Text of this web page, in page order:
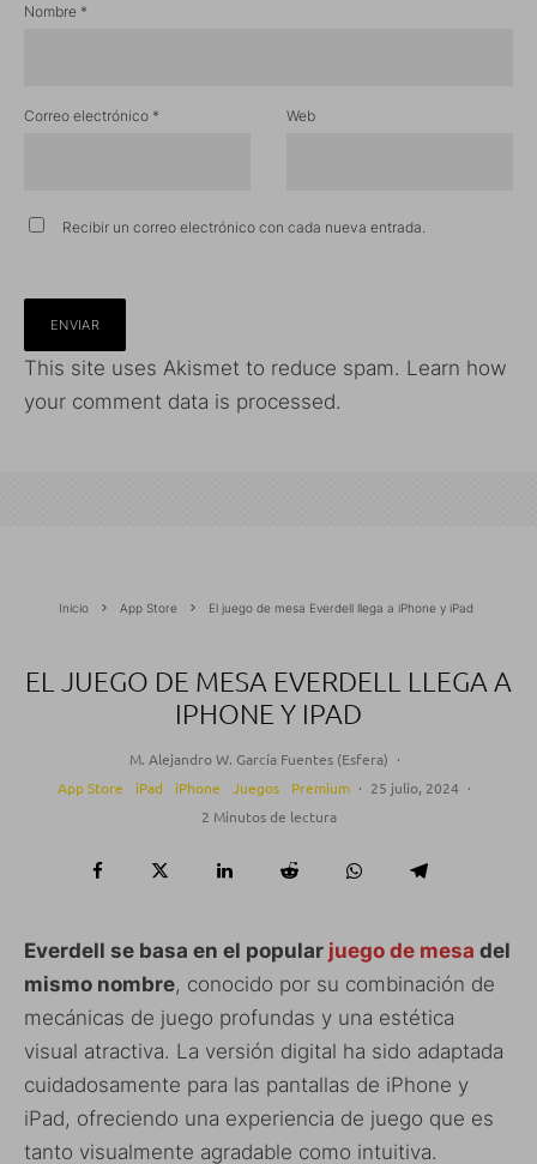
Nombre *
Correo electrónico * Web
Recibir un correo electrónico con cada nueva entrada.
This site uses Akismet to reduce spam. Learn how
your comment data is processed.
Inicio App Store El juego de mesa Everdell llega a iPhone y iPad
EL JUEGO DE MESA EVERDELL LLEGA A
IPHONE Y IPAD
M. Alejandro W. García Fuentes (Esfera) ·
App Store
iPad iPhone Juegos Premium · 25 julio, 2024 ·
2 Minutos de lectura
Everdell se basa en el popular juego de mesa del
mismo nombre, conocido por su combinación de
mecánicas de juego profundas y una estética
visual atractiva. La versión digital ha sido adaptada
cuidadosamente para las pantallas de iPhone y
iPad, ofreciendo una experiencia de juego que es
tanto visualmente agradable como intuitiva.